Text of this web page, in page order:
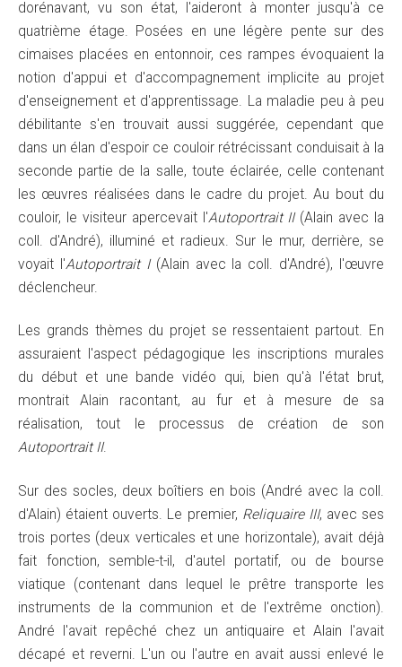
dorénavant, vu son état, l'aideront à monter jusqu'à ce
quatrième étage. Posées en une légère pente sur des
cimaises placées en entonnoir, ces rampes évoquaient la
notion d'appui et d'accompagnement implicite au projet
d'enseignement et d'apprentissage. La maladie peu à peu
débilitante s'en trouvait aussi suggérée, cependant que
dans un élan d'espoir ce couloir rétrécissant conduisait à la
seconde partie de la salle, toute éclairée, celle contenant
les œuvres réalisées dans le cadre du projet. Au bout du
couloir, le visiteur apercevait l'Autoportrait II(Alain avec la
coll. d'André), illuminé et radieux. Sur le mur, derrière, se
voyait l'Autoportrait I(Alain avec la coll. d'André), l'œuvre
déclencheur.
Les grands thèmes du projet se ressentaient partout. En
assuraient l'aspect pédagogique les inscriptions murales
du début et une bande vidéo qui, bien qu'à l'état brut,
montrait Alain racontant, au fur et à mesure de sa
réalisation, tout le processus de création de son
Autoportrait II.
Sur des socles, deux boîtiers en bois (André avec la coll.
d'Alain) étaient ouverts. Le premier, Reliquaire III, avec ses
trois portes (deux verticales et une horizontale), avait déjà
fait fonction, semble-t-il, d'autel portatif, ou de bourse
viatique (contenant dans lequel le prêtre transporte les
instruments de la communion et de l'extrême onction).
André l'avait repêché chez un antiquaire et Alain l'avait
décapé et reverni. L'un ou l'autre en avait aussi enlevé le